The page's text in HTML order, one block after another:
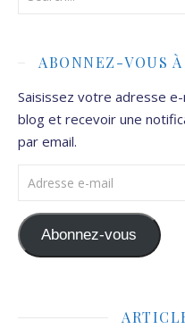
ABONNEZ-VOUS
Saisissez votre adresse
blog et recevoir une
par email.
Adresse e-mail
Abonnez-vous